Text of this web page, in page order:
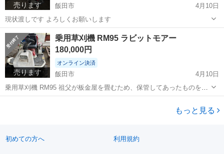
売ります 飯田市
4月10日
現状渡しです よろしくお願いします
長野 飯田市 その他
売ります
乗用草刈機 RM95 ラビットモアー
180,000円
オンライン決済
飯田市
4月10日
乗用草刈機 RM95 祖父が板金屋を畳むため、保管してあったものを出
品します。 現状わたし、直接取引でお願いできればと思います。よろ
もっと見る
初めての方へ 利用規約